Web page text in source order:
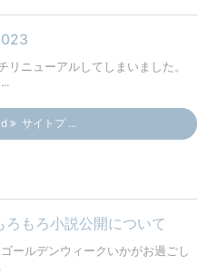
ニューアルしてしまいました。
サイトプ ...
もろ小説公開について
ールデンウィークいかがお過ごし